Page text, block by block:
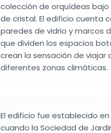
colección de orquídeas bajo
de cristal. El edificio cuenta
paredes de vidrio y marcos
que dividen los espacios
crean la sensación de viajar
diferentes zonas climáticas.
El edificio fue establecido en
cuando la Sociedad de